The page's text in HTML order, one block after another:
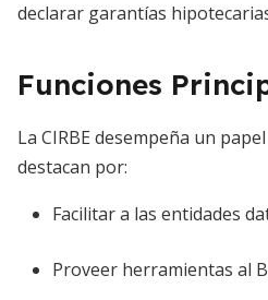
declarar garantías
Funciones
La CIRBE desempeña un
destacan por:
Facilitar a las entidades
Proveer herramientas al